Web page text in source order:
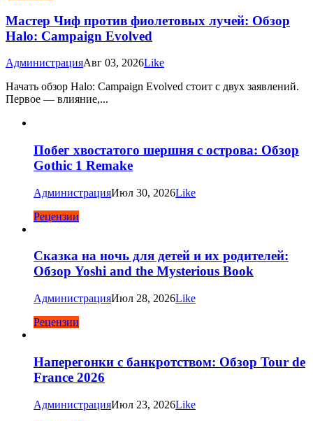
Мастер Чиф против фиолетовых лучей: Обзор
Halo: Campaign Evolved
АдминистрацияАвг 03, 2026Like
Начать обзор Halo: Campaign Evolved стоит с двух заявлений.
Первое — влияние,...
Побег хвостатого шершня с острова: Обзор
Gothic 1 Remake
АдминистрацияИюл 30, 2026Like
Рецензии
Сказка на ночь для детей и их родителей:
Обзор Yoshi and the Mysterious Book
АдминистрацияИюл 28, 2026Like
Рецензии
Наперегонки с банкротством: Обзор Tour de
France 2026
АдминистрацияИюл 23, 2026Like